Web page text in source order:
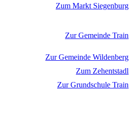
Zum Markt Siegenburg
Zur Gemeinde Train
Zur Gemeinde Wildenberg
Zum Zehentstadl
Zur Grundschule Train